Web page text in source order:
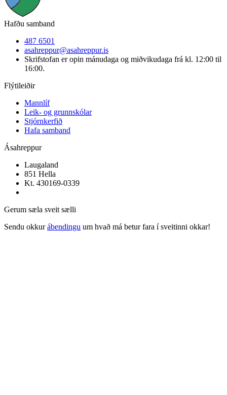
Hafðu samband
487 6501
asahreppur@asahreppur.is
Skrifstofan er opin mánudaga og miðvikudaga frá kl. 12:00 til
16:00.
Flýtileiðir
Mannlíf
Leik- og grunnskólar
Stjórnkerfið
Hafa samband
Ásahreppur
Laugaland
851 Hella
Kt. 430169-0339
Gerum sæla sveit sælli
Sendu okkurábendingu um hvað má betur fara í sveitinni okkar!